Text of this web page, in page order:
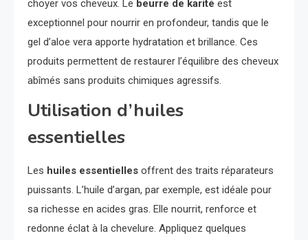
choyer vos cheveux. Le beurre de karité est
exceptionnel pour nourrir en profondeur, tandis que le
gel d’aloe vera apporte hydratation et brillance. Ces
produits permettent de restaurer l’équilibre des cheveux
abîmés sans produits chimiques agressifs.
Utilisation d’huiles
essentielles
Les huiles essentielles offrent des traits réparateurs
puissants. L’huile d’argan, par exemple, est idéale pour
sa richesse en acides gras. Elle nourrit, renforce et
redonne éclat à la chevelure. Appliquez quelques